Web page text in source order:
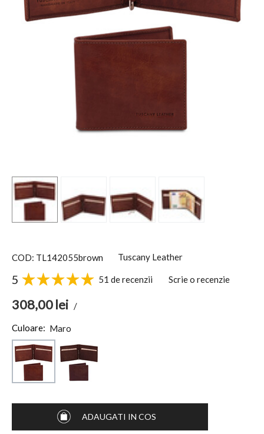
COD: TL142055brown Tuscany Leather
5 51 de recenzii Scrie o recenzie
308,00lei /
Culoare: Maro
ADAUGATI IN COS